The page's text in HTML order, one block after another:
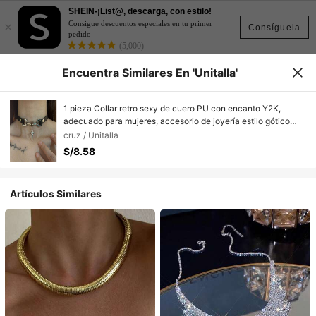
Consíguela
×
SHEIN-¡List@, descarga, con estilo!
Consigue descuentos especiales en tu primer
pedido
(5,000)
Encuentra Similares En 'Unitalla'
1 pieza Collar retro sexy de cuero PU con encanto Y2K,
adecuado para mujeres, accesorio de joyería estilo gótico
baddie como regalo
cruz / Unitalla
S/8.58
Artículos Similares